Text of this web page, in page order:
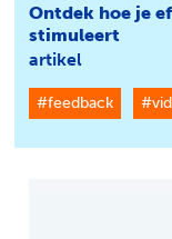
Ontdek hoe je
stimuleert
artikel
#feedback